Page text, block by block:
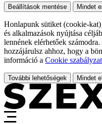
Beállítások mentése Mindet
Honlapunk sütiket (cookie-
és alkalmazások nyújtása
lennének elérhetőek
hozzájárulsz ahhoz, hogy a
információ a Cookie
További lehetőségek Mindet